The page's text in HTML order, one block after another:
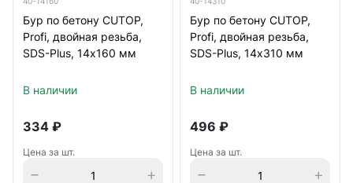
Бур по бетону CUTOP,
Profi, двойная резьба,
SDS-Plus, 14х160 мм
В наличии
334 ₽
Цена за шт.
Бур по бетону CUTOP,
Profi, двойная резьба,
SDS-Plus, 14х310 мм
В наличии
496 ₽
Цена за шт.